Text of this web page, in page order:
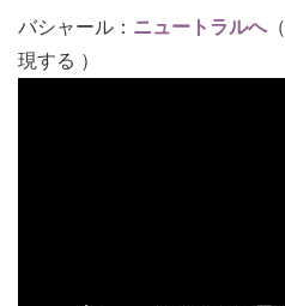
バシャール： ニュートラルへ
現する ）